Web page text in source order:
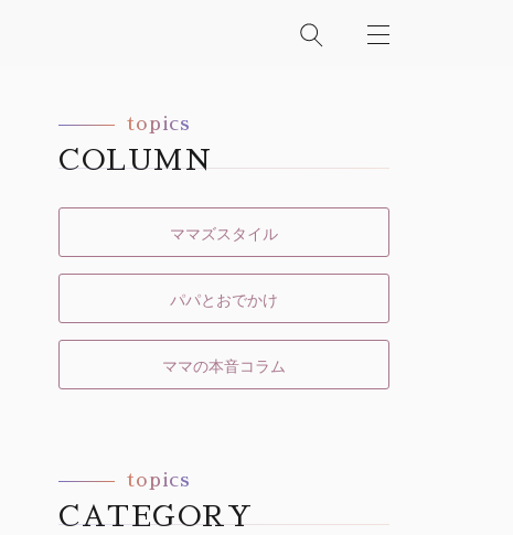
topics
COLUMN
ママズスタイル
パパとおでかけ
ママの本音コラム
topics
CATEGORY